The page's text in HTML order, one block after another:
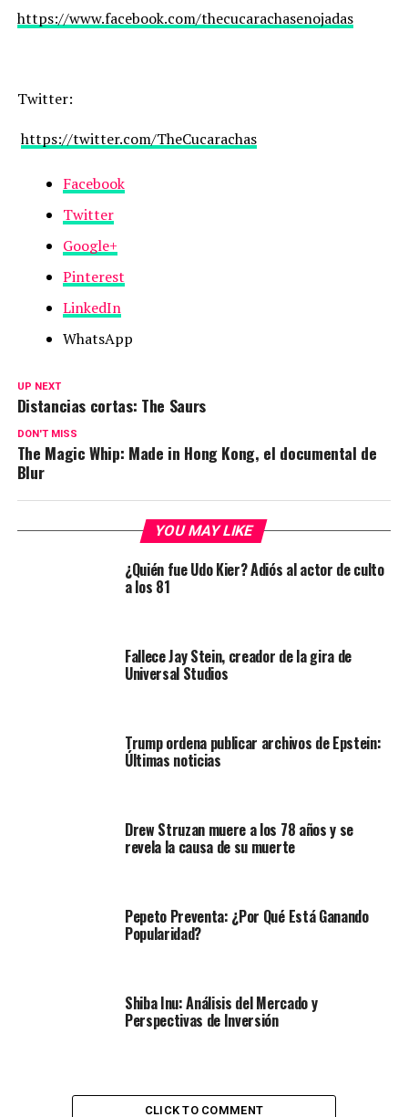
https://www.facebook.com/thecucarachasenojadas
Twitter:
https://twitter.com/TheCucarachas
Facebook
Twitter
Google+
Pinterest
LinkedIn
WhatsApp
UP NEXT
Distancias cortas: The Saurs
DON'T MISS
The Magic Whip: Made in Hong Kong, el documental de
Blur
YOU MAY LIKE
¿Quién fue Udo Kier? Adiós al actor de culto
a los 81
Fallece Jay Stein, creador de la gira de
Universal Studios
Trump ordena publicar archivos de Epstein:
Últimas noticias
Drew Struzan muere a los 78 años y se
revela la causa de su muerte
Pepeto Preventa: ¿Por Qué Está Ganando
Popularidad?
Shiba Inu: Análisis del Mercado y
Perspectivas de Inversión
CLICK TO COMMENT